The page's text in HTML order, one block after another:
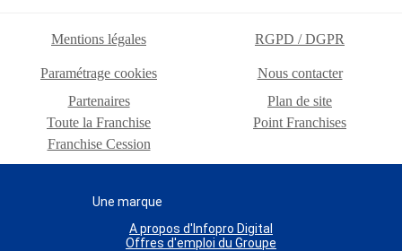
Mentions légales RGPD / DGPR
Paramétrage cookies
Nous contacter
Partenaires
Plan de site
Toute la Franchise
Point Franchises
Franchise Cession
Une marque
A propos d'Infopro Digital
Offres d'emploi du Groupe